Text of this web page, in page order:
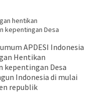
APDESI Indonesia
Hentikan
kepentingan Desa
Indonesia di mulai
republik